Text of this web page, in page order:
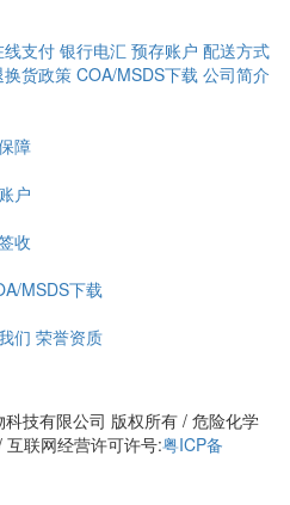
线支付 银行电汇 预存账户 配送方式
换货政策 COA/MSDS下载 公司简介
障
户
收
MSDS下载
们 荣誉资质
技有限公司 版权所有 / 危险化学
联网经营许可许号:粤ICP备